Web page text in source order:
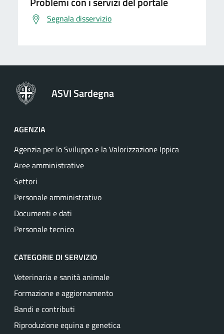
Segnala disservizio
ASVI Sardegna
AGENZIA
Agenzia per lo Sviluppo e la Valorizzazione Ippica
Aree amministrative
Settori
Personale amministrativo
Documenti e dati
Personale tecnico
CATEGORIE DI SERVIZIO
Veterinaria e sanità animale
Formazione e aggiornamento
Bandi e contributi
Riproduzione equina e genetica